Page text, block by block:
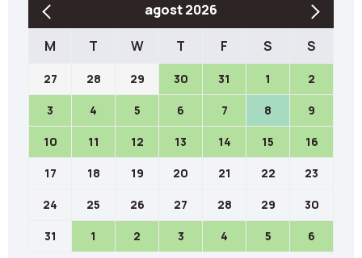
agost 2026
M T W T F S S
27 28 29 30 31 1 2
3 4 5 6 7 8 9
10 11 12 13 14 15 16
17 18 19 20 21 22 23
24 25 26 27 28 29 30
31 1 2 3 4 5 6